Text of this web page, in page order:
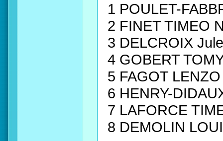
1 POULET-
2 FINET TIMEO
3 DELCROIX
4 GOBERT
5 FAGOT
6 HENRY-
7 LAFORCE
8 DEMOLIN